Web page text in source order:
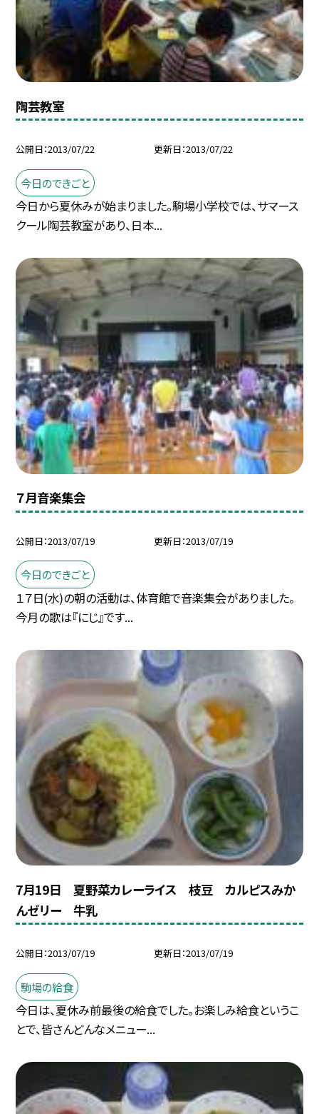
陶芸教室
公開日 2013/07/22 更新日 2013/07/22
今日のできごと
今日から夏休みが始まりました。駒場小学校では、サマース
クール陶芸教室があり、日本...
７月音楽集会
公開日 2013/07/19 更新日 2013/07/19
今日のできごと
１７日(水)の朝の活動は、体育館で音楽集会がありました。
今月の歌は『にじ』です...
7月19日 夏野菜カレーライス 枝豆 カルピスみか
んゼリー 牛乳
公開日 2013/07/19 更新日 2013/07/19
駒場の給食
今日は、夏休み前最後の給食でした。お楽しみ給食というこ
とで、皆さんどんなメニュー...